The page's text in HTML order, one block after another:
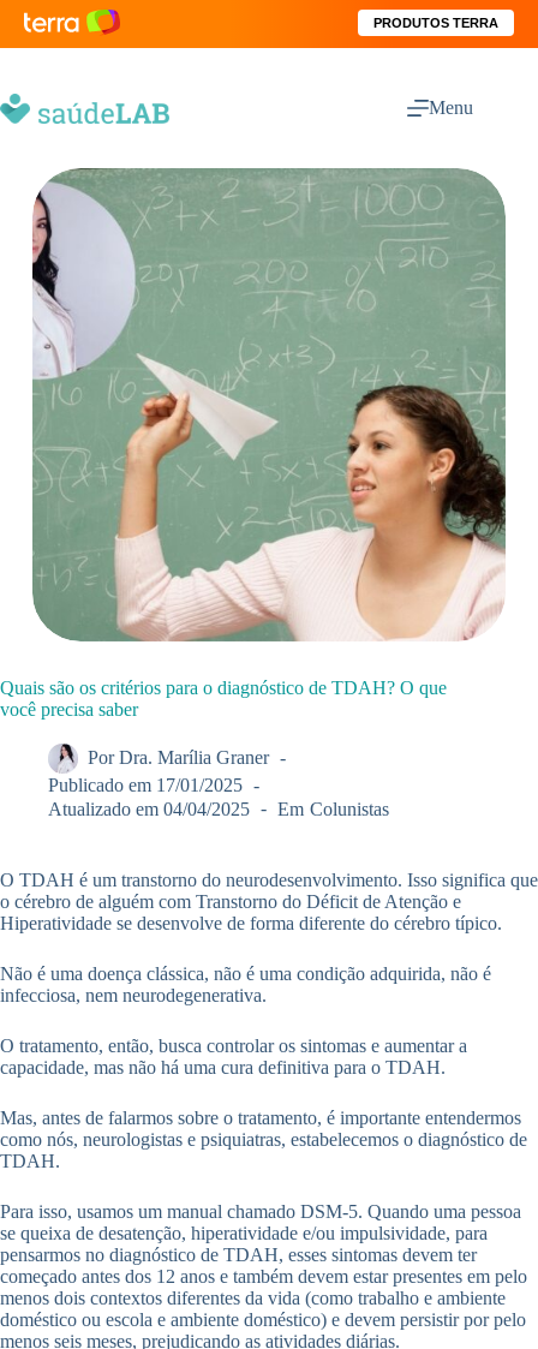
PRODUTOS TERRA
Menu
Quais são os critérios para o diagnóstico de TDAH? O que
você precisa saber
Por Dra. Marília Graner
Publicado em 17/01/2025
Atualizado em 04/04/2025 Em Colunistas
O TDAH é um transtorno do neurodesenvolvimento. Isso significa que
o cérebro de alguém com Transtorno do Déficit de Atenção e
Hiperatividade se desenvolve de forma diferente do cérebro típico.
Não é uma doença clássica, não é uma condição adquirida, não é
infecciosa, nem neurodegenerativa.
O tratamento, então, busca controlar os sintomas e aumentar a
capacidade, mas não há uma cura definitiva para o TDAH.
Mas, antes de falarmos sobre o tratamento, é importante entendermos
como nós, neurologistas e psiquiatras, estabelecemos o diagnóstico de
TDAH.
Para isso, usamos um manual chamado DSM-5. Quando uma pessoa
se queixa de desatenção, hiperatividade e/ou impulsividade, para
pensarmos no diagnóstico de TDAH, esses sintomas devem ter
começado antes dos 12 anos e também devem estar presentes em pelo
menos dois contextos diferentes da vida (como trabalho e ambiente
doméstico ou escola e ambiente doméstico) e devem persistir por pelo
menos seis meses, prejudicando as atividades diárias.